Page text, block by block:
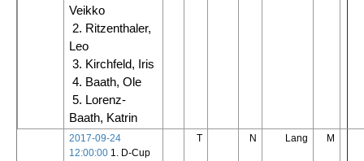
Veikko
2. Ritzenthaler,
Leo
3. Kirchfeld, Iris
4. Baath, Ole
5. Lorenz-
Baath, Katrin
2017-09-24
12:00:00 1. D-Cup
T N Lang M